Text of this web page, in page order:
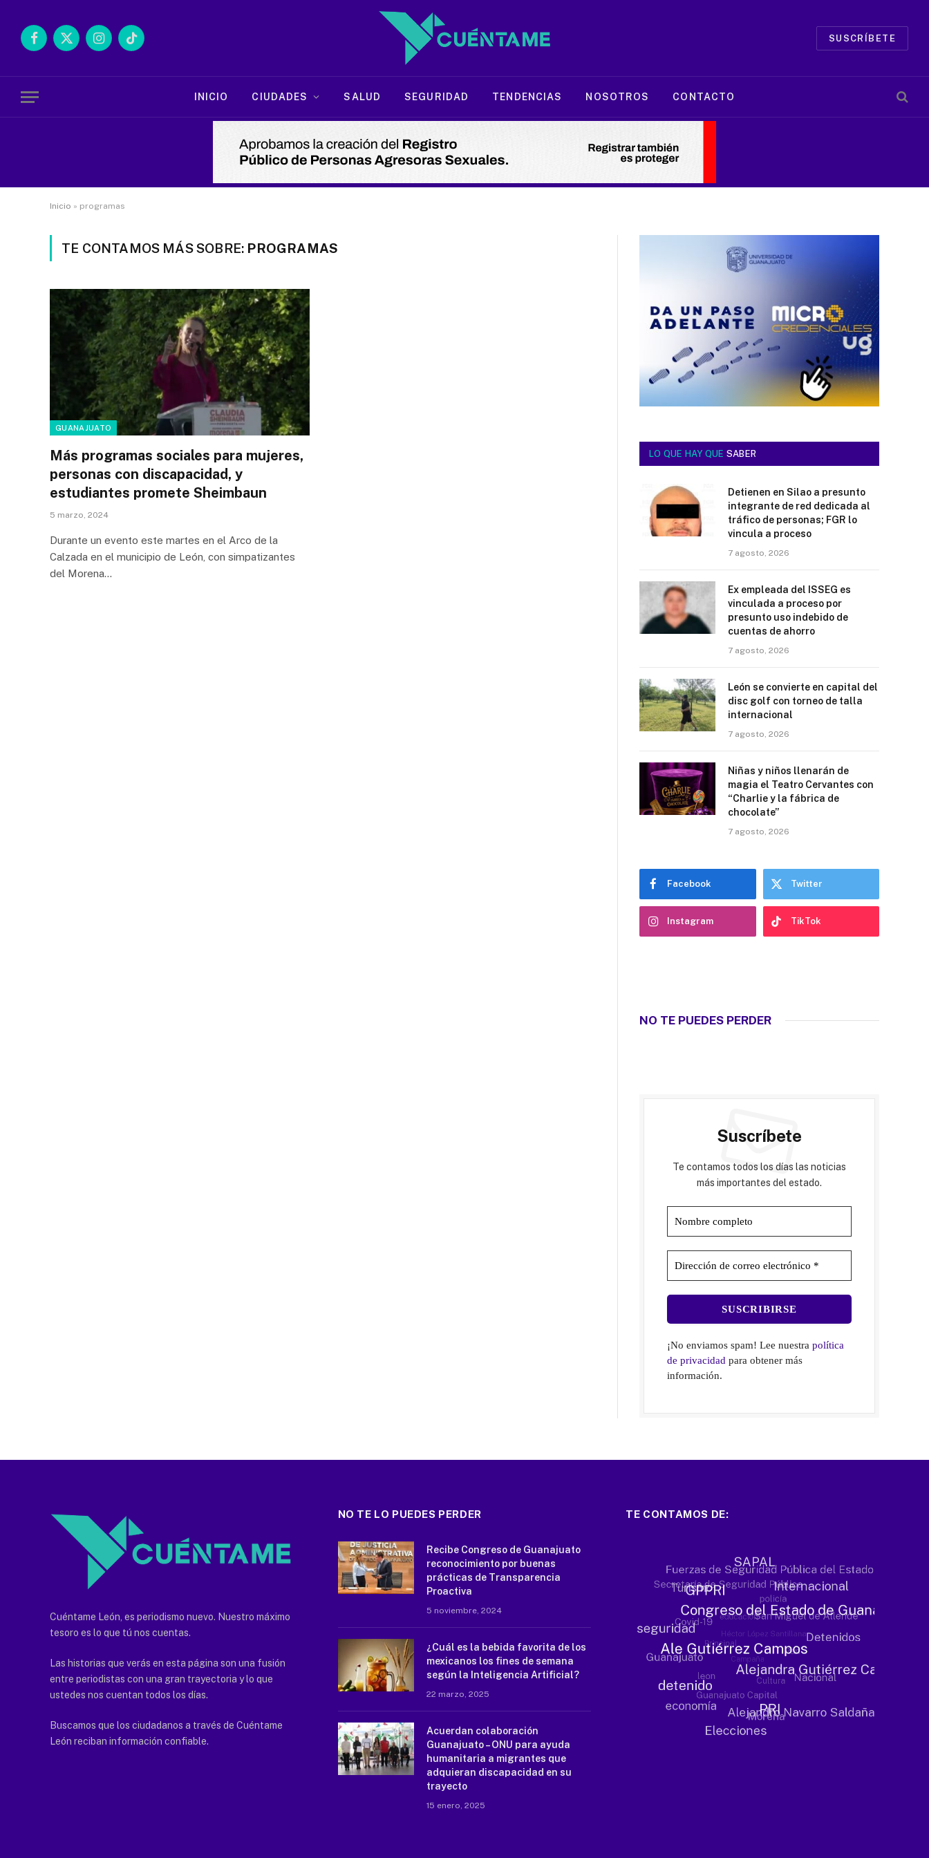
Facebook
X
InstagramTikTok
SUSCRÍBETE
INICIO CIUDADES SALUD SEGURIDAD TENDENCIAS NOSOTROS CONTACTO
Inicio » programas
TE CONTAMOS MÁS SOBRE: PROGRAMAS
GUANAJUATO
Más programas sociales para mujeres,
personas con discapacidad, y
estudiantes promete Sheimbaun
5 marzo, 2024
Durante un evento este martes en el Arco de la
Calzada en el municipio de León, con simpatizantes
del Morena…
LO QUE HAY QUE SABER
Detienen en Silao a presunto
integrante de red dedicada al
tráfico de personas; FGR lo
vincula a proceso
7 agosto, 2026
Ex empleada del ISSEG es
vinculada a proceso por
presunto uso indebido de
cuentas de ahorro
7 agosto, 2026
León se convierte en capital del
disc golf con torneo de talla
internacional
7 agosto, 2026
Niñas y niños llenarán de
magia el Teatro Cervantes con
“Charlie y la fábrica de
chocolate”
7 agosto, 2026
Facebook Twitter
Instagram TikTok
NO TE PUEDES PERDER
Suscríbete
Te contamos todos los días las noticias
más importantes del estado.
¡No enviamos spam! Lee nuestrapolítica
de privacidad para obtener más
información.
Cuéntame León, es periodismo nuevo. Nuestro máximo
tesoro es lo que tú nos cuentas.
Las historias que verás en esta página son una fusión
entre periodistas con una gran trayectoria y lo que
ustedes nos cuentan todos los días.
Buscamos que los ciudadanos a través de Cuéntame
León reciban información confiable.
NO TE LO PUEDES PERDER
Recibe Congreso de Guanajuato
reconocimiento por buenas
prácticas de Transparencia
Proactiva
5 noviembre, 2024
¿Cuál es la bebida favorita de los
mexicanos los fines de semana
según la Inteligencia Artificial?
22 marzo, 2025
Acuerdan colaboración
Guanajuato – ONU para ayuda
humanitaria a migrantes que
adquieran discapacidad en su
trayecto
15 enero, 2025
TE CONTAMOS DE: